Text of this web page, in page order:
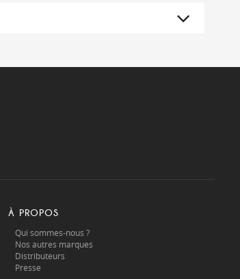
À PROPOS
Qui sommes-nous ?
Nos autres marques
Distributeurs
Presse